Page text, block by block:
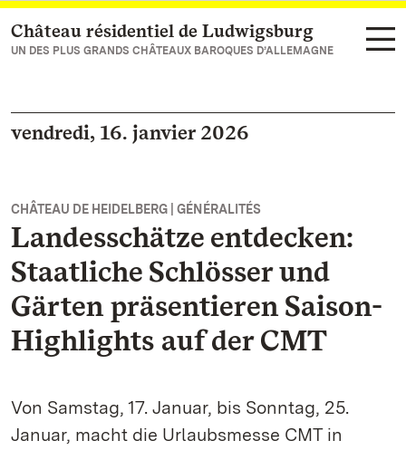
Vers la page d’accueil
Château résidentiel de Ludwigsburg
UN DES PLUS GRANDS CHÂTEAUX BAROQUES D’ALLEMAGNE
vendredi, 16. janvier 2026
CHÂTEAU DE HEIDELBERG | GÉNÉRALITÉS
Landesschätze entdecken:
Staatliche Schlösser und
Gärten präsentieren Saison-
Highlights auf der CMT
Von Samstag, 17. Januar, bis Sonntag, 25.
Januar, macht die Urlaubsmesse CMT in